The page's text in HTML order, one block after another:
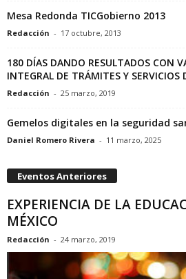
Mesa Redonda TICGobierno 2013
Redacción - 17 octubre, 2013
180 DÍAS DANDO RESULTADOS CON
INTEGRAL DE TRÁMITES Y SERVICIOS
Redacción - 25 marzo, 2019
Gemelos digitales en la seguridad
Daniel Romero Rivera - 11 marzo, 2025
Eventos Anteriores
EXPERIENCIA DE LA
MÉXICO
Redacción - 24 marzo, 2019